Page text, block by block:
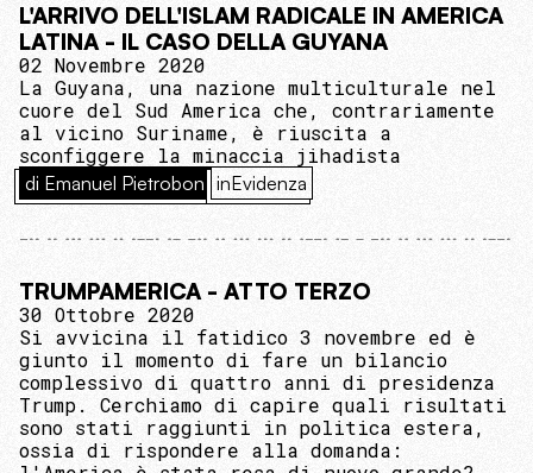
L'ARRIVO DELL'ISLAM RADICALE IN AMERICA
LATINA - IL CASO DELLA GUYANA
02 Novembre 2020
La Guyana, una nazione multiculturale nel
cuore del Sud America che, contrariamente
al vicino Suriname, è riuscita a
sconfiggere la minaccia jihadista
di Emanuel Pietrobon inEvidenza
TRUMPAMERICA - ATTO TERZO
30 Ottobre 2020
Si avvicina il fatidico 3 novembre ed è
giunto il momento di fare un bilancio
complessivo di quattro anni di presidenza
Trump. Cerchiamo di capire quali risultati
sono stati raggiunti in politica estera,
ossia di rispondere alla domanda: